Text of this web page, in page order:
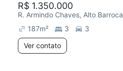
R$ 1.350.000
R. Armindo Chaves, Alto Barroca
187m² 3
3
Ver contato